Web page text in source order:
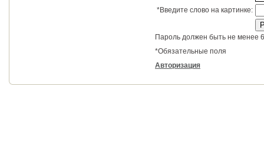
*Введите слово на картинке:
Пароль должен быть не менее
*Обязательные поля
Авторизация